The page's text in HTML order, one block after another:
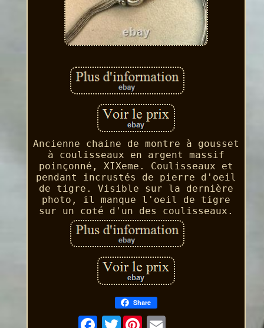
Ancienne chaine de montre à gousset
à coulisseaux en argent massif
poinçonné, XIXeme. Coulisseaux et
pendant incrustés de pierre d'oeil
de tigre. Visible sur la dernière
photo, il manque l'oeil de tigre
sur un coté d'un des coulisseaux.
Share
Twitter